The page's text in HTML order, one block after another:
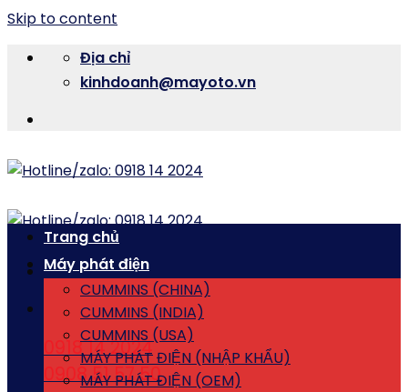
Skip to content
Địa chỉ
kinhdoanh@mayoto.vn
0918 14 2024
0908 51 57 50
Trang chủ
Máy phát điện
CUMMINS (CHINA)
CUMMINS (INDIA)
CUMMINS (USA)
MÁY PHÁT ĐIỆN (NHẬP KHẨU)
MÁY PHÁT ĐIỆN (OEM)